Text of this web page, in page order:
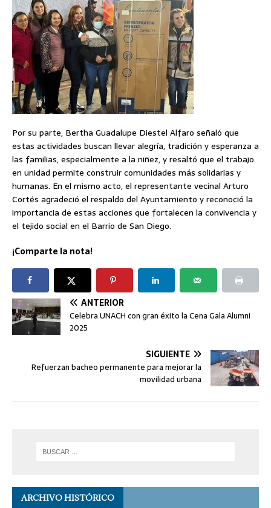
Por su parte, Bertha Guadalupe Diestel Alfaro señaló que
estas actividades buscan llevar alegría, tradición y esperanza a
las familias, especialmente a la niñez, y resaltó que el trabajo
en unidad permite construir comunidades más solidarias y
humanas. En el mismo acto, el representante vecinal Arturo
Cortés agradeció el respaldo del Ayuntamiento y reconoció la
importancia de estas acciones que fortalecen la convivencia y
el tejido social en el Barrio de San Diego.
¡Comparte la nota!
ANTERIOR
Celebra UNACH con gran éxito la Cena Gala Alumni
2025
SIGUIENTE
Refuerzan bacheo permanente para mejorar la
movilidad urbana
ARCHIVO HISTÓRICO